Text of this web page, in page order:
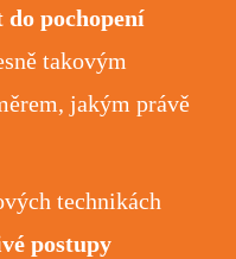
pochopení
takovým
jakým právě
technikách
postupy